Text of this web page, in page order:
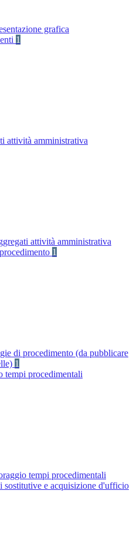
grafica
1
attività amministrativa
attività amministrativa
1
di procedimento (da pubblicare
1
tempi procedimentali
tempi procedimentali
sostitutive e acquisizione d'ufficio